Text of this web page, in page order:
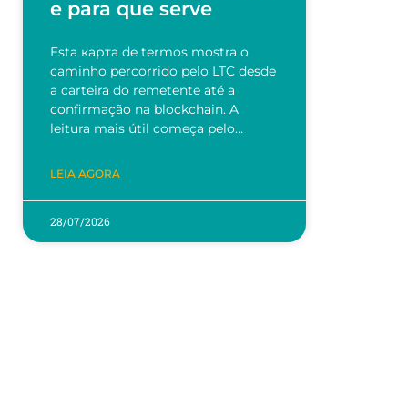
e para que serve
Esta карта de termos mostra o
caminho percorrido pelo LTC desde
a carteira do remetente até a
confirmação na blockchain. A
leitura mais útil começa pelo…
LEIA AGORA
28/07/2026